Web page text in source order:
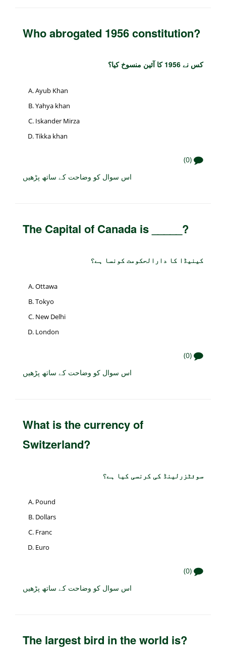
Who abrogated 1956 constitution?
کس نے 1956 کا آئین منسوخ کیا؟
Ayub Khan
Yahya khan
Iskander Mirza
Tikka khan
(0)
اس سوال کو وضاحت کے ساتھ پڑھیں
The Capital of Canada is _____?
کینیڈا کا دارالحکومت کونسا ہے؟
Ottawa
Tokyo
New Delhi
London
(0)
اس سوال کو وضاحت کے ساتھ پڑھیں
What is the currency of
Switzerland?
سوئٹزرلینڈ کی کرنسی کیا ہے؟
Pound
Dollars
Franc
Euro
(0)
اس سوال کو وضاحت کے ساتھ پڑھیں
The largest bird in the world is?